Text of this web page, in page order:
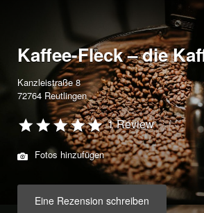
Kaffee-Fleck – die
Kanzleistraße 8
72764 Reutlingen
1 Review
Fotos hinzufügen
Eine Rezension schreiben